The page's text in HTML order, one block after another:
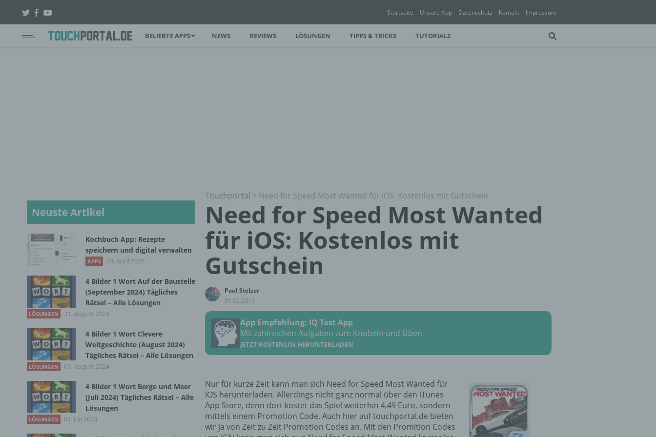
Startseite Unsere App Datenschutz Kontakt Impressum
BELIEBTE APPS NEWS REVIEWS LÖSUNGEN TIPPS & TRICKS TUTORIALS
Touchportal > Need for Speed Most Wanted für iOS: Kostenlos mit Gutschein
Need for Speed Most Wanted
für iOS: Kostenlos mit
Gutschein
Paul Stelzer
01.02.2013
App Empfehlung: IQ Test App
Mit zahlreichen Aufgaben zum Knobeln und Üben
JETZT KOSTENLOS HERUNTERLADEN
Nur für kurze Zeit kann man sich Need for Speed Most Wanted für
iOS herunterladen. Allerdings nicht ganz normal über den iTunes
App Store, denn dort kostet das Spiel weiterhin 4,49 Euro, sondern
mittels einem Promotion Code. Auch hier auf touchportal.de bieten
wir ja von Zeit zu Zeit Promotion Codes an. Mit den Promition Codes
Neuste Artikel
Kochbuch App: Rezepte
speichern und digital verwalten
APPS 03. April 2025
4 Bilder 1 Wort Auf der Baustelle
(September 2024) Tägliches
Rätsel – Alle Lösungen
LÖSUNGEN 31. August 2024
4 Bilder 1 Wort Clevere
Weltgeschichte (August 2024)
Tägliches Rätsel – Alle Lösungen
LÖSUNGEN 01. August 2024
4 Bilder 1 Wort Berge und Meer
(Juli 2024) Tägliches Rätsel – Alle
Lösungen
LÖSUNGEN 01. Juli 2024